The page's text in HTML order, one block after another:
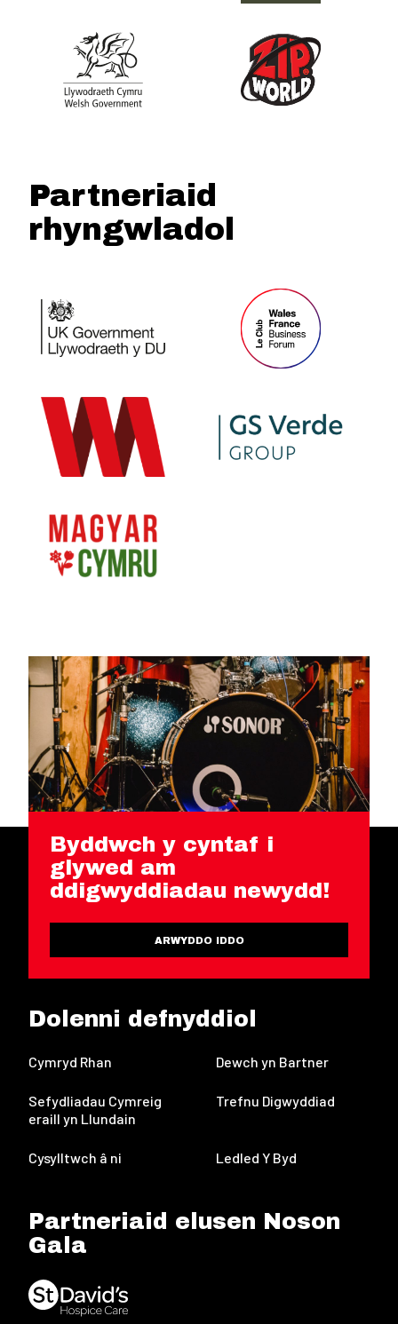
Partneriaid
rhyngwladol
Byddwch y cyntaf i
glywed am
ddigwyddiadau newydd!
ARWYDDO IDDO
Dolenni defnyddiol
Cymryd Rhan Dewch yn Bartner
Sefydliadau Cymreig
eraill yn Llundain
Trefnu Digwyddiad
Cysylltwch â ni Ledled Y Byd
Partneriaid elusen Noson
Gala